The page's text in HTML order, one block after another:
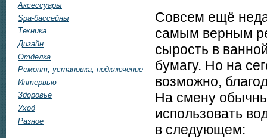
Аксессуары
Spa-бассейны
Техника
Дизайн
Отделка
Ремонт, установка, подключение
Интервью
Здоровье
Уход
Разное
Совсем ещё
самым верным
сырость в
бумагу. Но на
возможно,
На смену
использовать
в следующем: